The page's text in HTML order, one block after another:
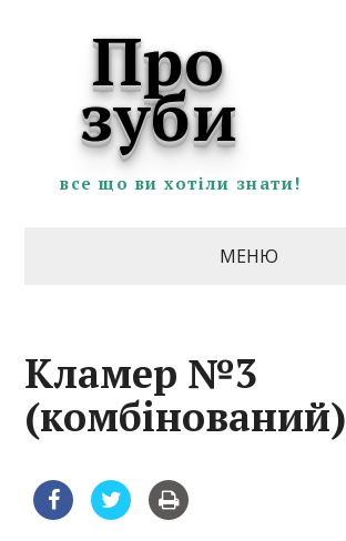
Про
зуби
все що ви хотіли знати!
МЕНЮ
Кламер №3
(комбінований)